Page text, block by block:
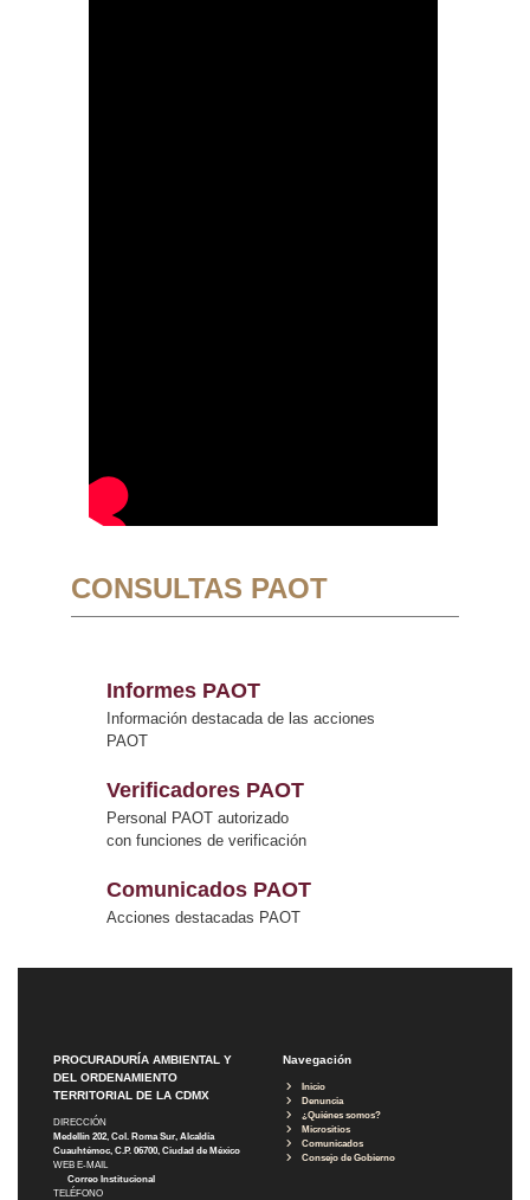
CONSULTAS PAOT
Informes PAOT
Información destacada de las acciones
PAOT
Verificadores PAOT
Personal PAOT autorizado
con funciones de verificación
Comunicados PAOT
Acciones destacadas PAOT
PROCURADURÍA AMBIENTAL Y
DEL ORDENAMIENTO
TERRITORIAL DE LA CDMX
DIRECCIÓN
Medellín 202, Col. Roma Sur, Alcaldía
Cuauhtémoc, C.P. 06700, Ciudad de México
WEB E-MAIL
Correo Institucional
TELÉFONO
Navegación
Inicio
Denuncia
¿Quiénes somos?
Micrositios
Comunicados
Consejo de Gobierno